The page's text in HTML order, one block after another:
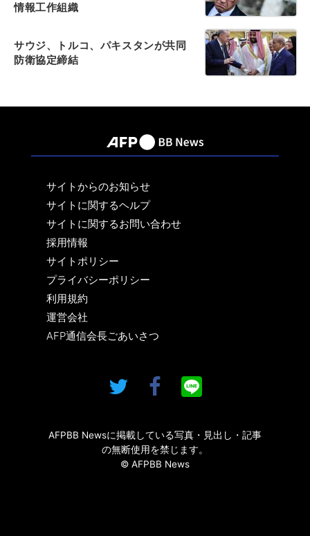
情報工作組織
サウジ、トルコ、パキスタンが共同
防衛協定締結
サイトからのお知らせ
サイトに関するヘルプ
サイトに関するお問い合わせ
採用情報
サイトポリシー
プライバシーポリシー
利用規約
運営会社
AFP通信会長ごあいさつ
AFPBB Newsに掲載している写真・見出し・記事
の無断使用を禁じます。
© AFPBB News